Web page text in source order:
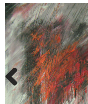
Previous